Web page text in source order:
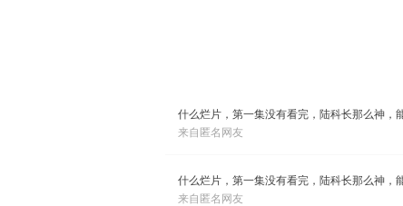
什么烂片，第一集没有看完，陆科长那么神，
来自匿名网友
什么烂片，第一集没有看完，陆科长那么神，
来自匿名网友